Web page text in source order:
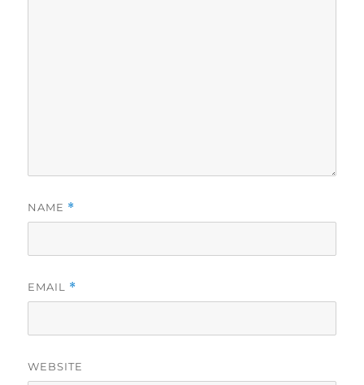
NAME *
EMAIL *
WEBSITE